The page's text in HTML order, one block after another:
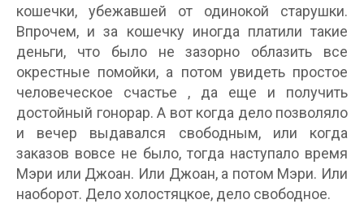
кошечки, убежавшей от одинокой старушки.
Впрочем, и за кошечку иногда платили такие
деньги, что было не зазорно облазить все
окрестные помойки, а потом увидеть простое
человеческое счастье , да еще и получить
достойный гонорар. А вот когда дело позволяло
и вечер выдавался свободным, или когда
заказов вовсе не было, тогда наступало время
Мэри или Джоан. Или Джоан, а потом Мэри. Или
наоборот. Дело холостяцкое, дело свободное.